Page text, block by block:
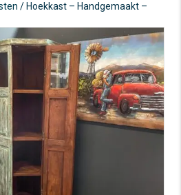
/ Hoekkast – Handgemaakt –